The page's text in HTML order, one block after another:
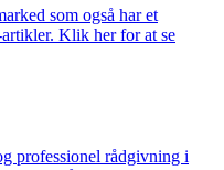
som også har et
Klik her for at se
professionel rådgivning i